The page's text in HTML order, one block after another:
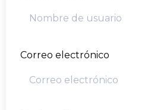
Correo electrónico